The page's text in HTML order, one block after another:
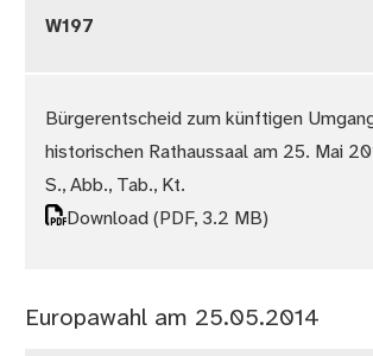
W197
Bürgerentscheid zum künftigen
historischen Rathaussaal am 25. Mai
S., Abb., Tab., Kt.
Download(PDF, 3.2 MB)
Europawahl am 25.05.2014